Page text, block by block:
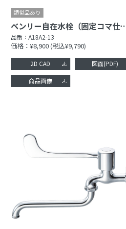
ベンリー自在水栓（固定
品番： A18A2-13
価格：¥8,900(税込¥9,790)
2D CAD 図面(PDF)
商品画像